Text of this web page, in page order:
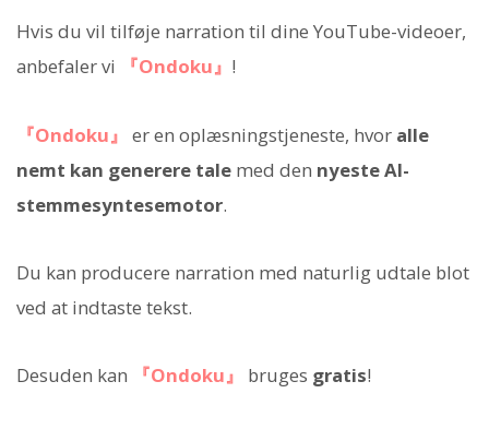
Hvis du vil tilføje narration til dine YouTube-videoer,
anbefaler vi
『Ondoku』 !
『Ondoku』 er en oplæsningstjeneste, hvor alle
nemt kan generere tale med den nyeste AI-
stemmesyntesemotor.
Du kan producere narration med naturlig udtale blot
ved at indtaste tekst.
Desuden kan 『Ondoku』 bruges gratis!